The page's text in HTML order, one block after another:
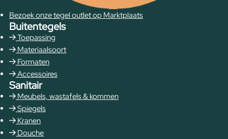
Bezoek onze tegel outlet op Marktplaats
Buitentegels
Toepassing
Materiaalsoort
Formaten
Accessoires
Sanitair
Meubels, wastafels & kommen
Spiegels
Kranen
Douche